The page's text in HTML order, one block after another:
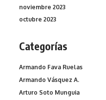
noviembre 2023
octubre 2023
Categorías
Armando Fava Ruelas
Armando Vásquez A.
Arturo Soto Munguia